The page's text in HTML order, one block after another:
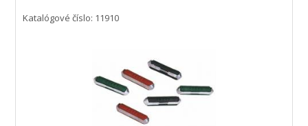
Katalógové číslo: 11910